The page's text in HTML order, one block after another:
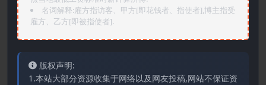
名词解释:雇方指访客、甲方[即花钱者、指使者],博主指受
雇方、乙方[即被指使者].
版权声明:
1.本站大部分资源收集于网络以及网友投稿,网站不保证资